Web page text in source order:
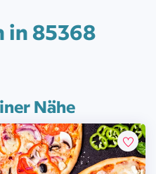
in 85368
Nähe